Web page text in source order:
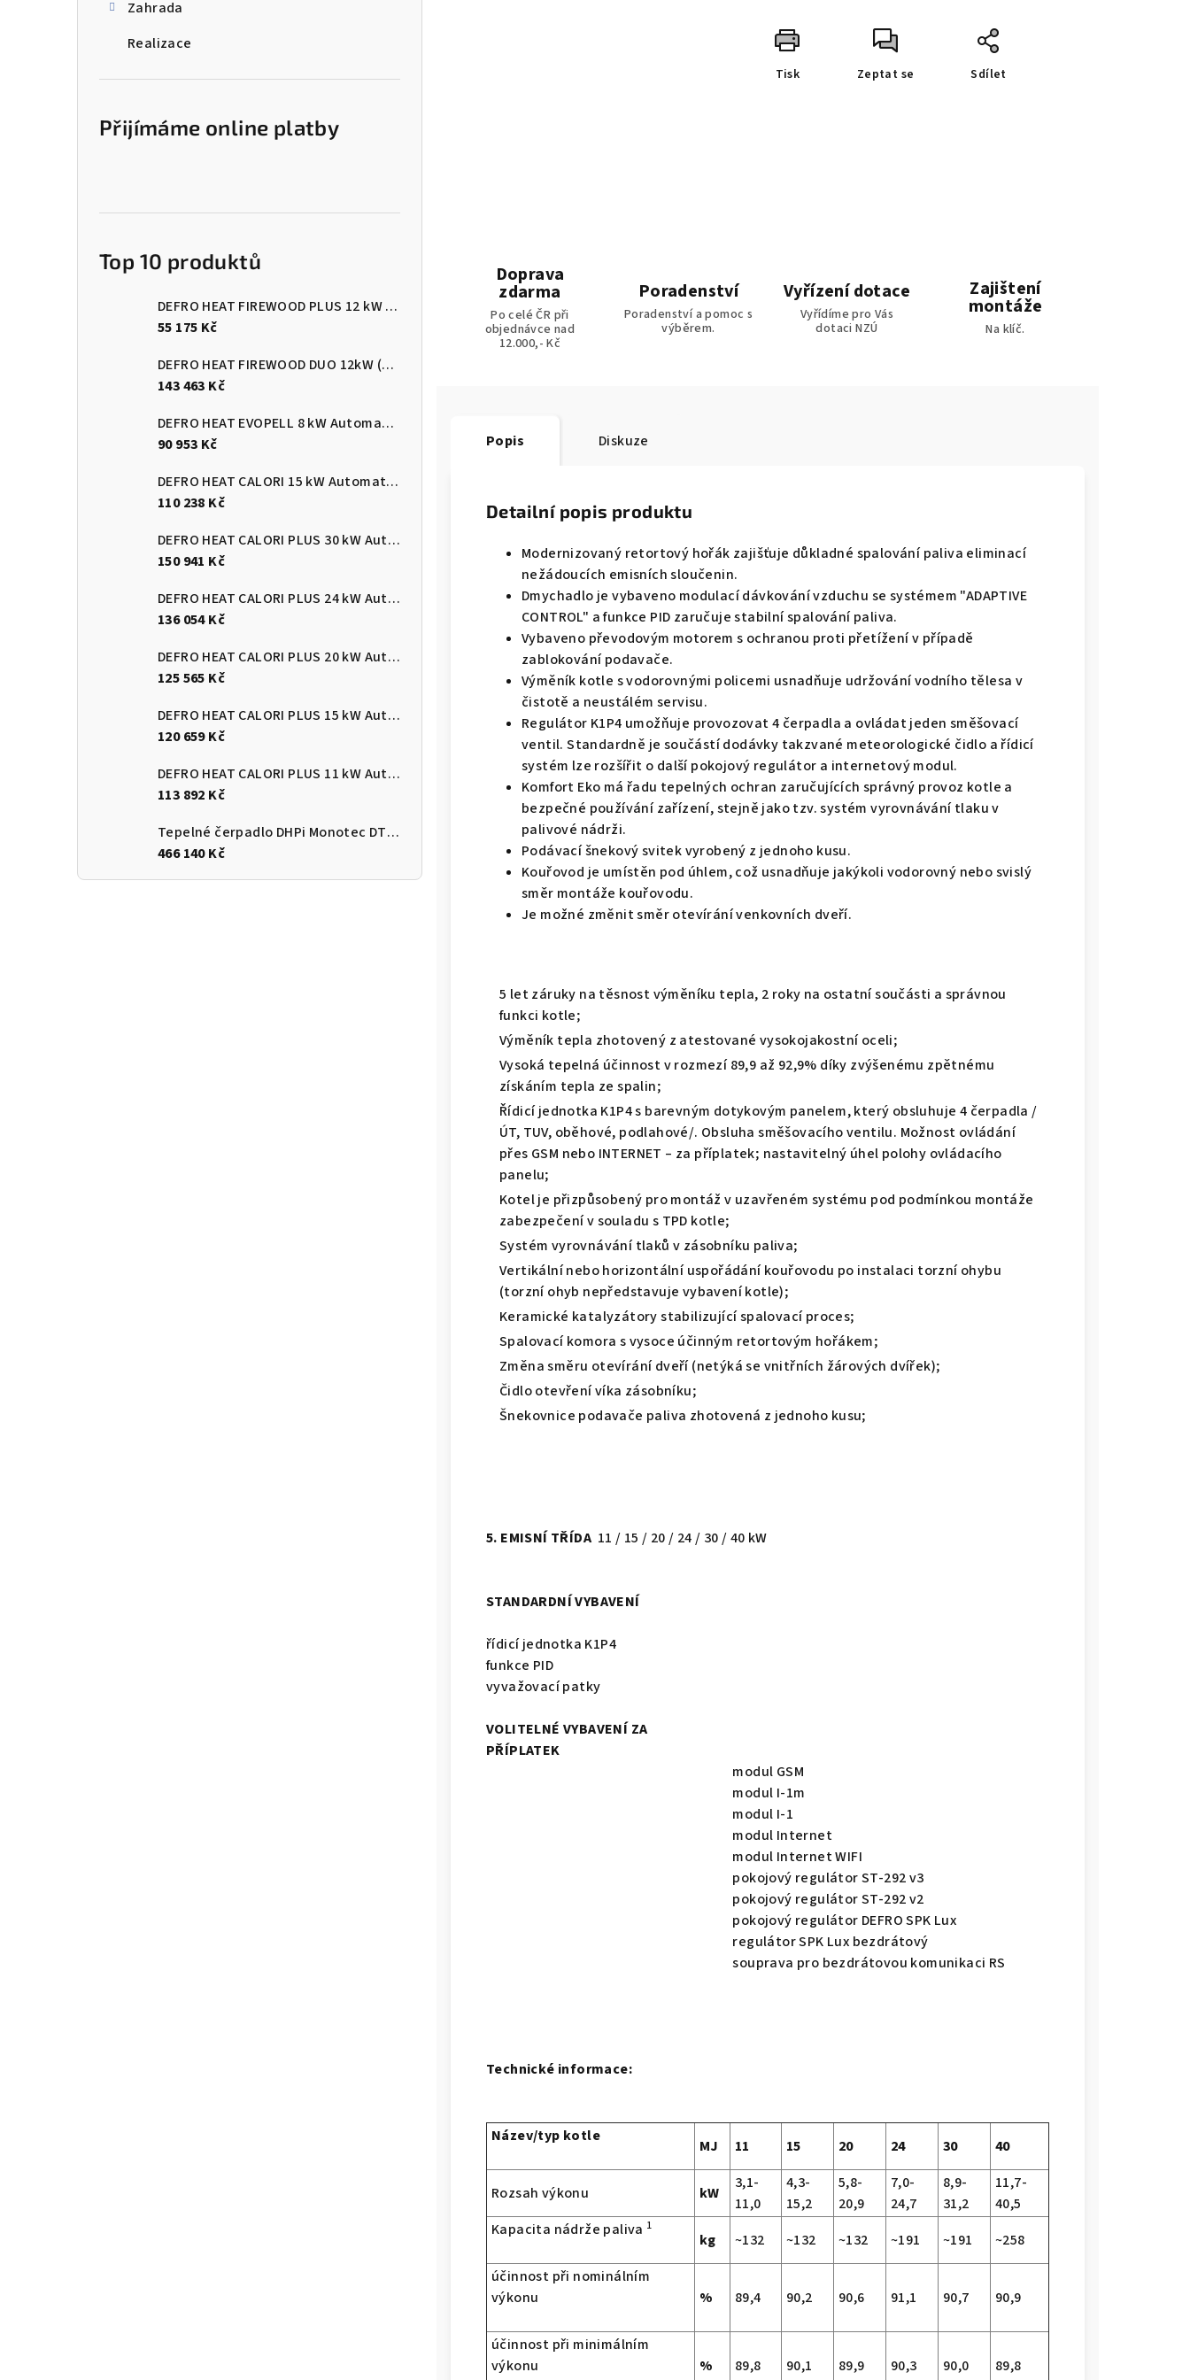
Zahrada
Realizace
Přijímáme online platby
Top 10 produktů
DEFRO HEAT FIREWOOD PLUS 12 kW Kotel na dřevo s ručním přikládáním
55 175 Kč
DEFRO HEAT FIREWOOD DUO 12kW (pelety/dřevo)
143 463 Kč
DEFRO HEAT EVOPELL 8 kW Automatický kotel na pelety
90 953 Kč
DEFRO HEAT CALORI 15 kW Automatický kotel na pelety
110 238 Kč
DEFRO HEAT CALORI PLUS 30 kW Automatický kotel na pelety
150 941 Kč
DEFRO HEAT CALORI PLUS 24 kW Automatický kotel na pelety
136 054 Kč
DEFRO HEAT CALORI PLUS 20 kW Automatický kotel na pelety
125 565 Kč
DEFRO HEAT CALORI PLUS 15 kW Automatický kotel na pelety
120 659 Kč
DEFRO HEAT CALORI PLUS 11 kW Automatický kotel na pelety
113 892 Kč
Tepelné čerpadlo DHPi Monotec DTi 200 12kW
466 140 Kč
Tisk Zeptat se Sdílet
Doprava
zdarma
Po celé ČR při
objednávce nad
12.000,- Kč
Poradenství
Poradenství a pomoc s
výběrem.
Vyřízení dotace
Vyřídíme pro Vás
dotaci NZÚ
Zajištení
montáže
Na klíč.
Popis Diskuze
Detailní popis produktu
Modernizovaný retortový hořák zajišťuje důkladné spalování paliva eliminací
nežádoucích emisních sloučenin.
Dmychadlo je vybaveno modulací dávkování vzduchu se systémem "ADAPTIVE
CONTROL" a funkce PID zaručuje stabilní spalování paliva.
Vybaveno převodovým motorem s ochranou proti přetížení v případě
zablokování podavače.
Výměník kotle s vodorovnými policemi usnadňuje udržování vodního tělesa v
čistotě a neustálém servisu.
Regulátor K1P4 umožňuje provozovat 4 čerpadla a ovládat jeden směšovací
ventil. Standardně je součástí dodávky takzvané meteorologické čidlo a řídicí
systém lze rozšířit o další pokojový regulátor a internetový modul.
Komfort Eko má řadu tepelných ochran zaručujících správný provoz kotle a
bezpečné používání zařízení, stejně jako tzv. systém vyrovnávání tlaku v
palivové nádrži.
Podávací šnekový svitek vyrobený z jednoho kusu.
Kouřovod je umístěn pod úhlem, což usnadňuje jakýkoli vodorovný nebo svislý
směr montáže kouřovodu.
Je možné změnit směr otevírání venkovních dveří.
5 let záruky na těsnost výměníku tepla, 2 roky na ostatní součásti a správnou
funkci kotle;
Výměník tepla zhotovený z atestované vysokojakostní oceli;
Vysoká tepelná účinnost v rozmezí 89,9 až 92,9% díky zvýšenému zpětnému
získáním tepla ze spalin;
Řídicí jednotka K1P4 s barevným dotykovým panelem, který obsluhuje 4 čerpadla /
ÚT, TUV, oběhové, podlahové/. Obsluha směšovacího ventilu. Možnost ovládání
přes GSM nebo INTERNET – za příplatek; nastavitelný úhel polohy ovládacího
panelu;
Kotel je přizpůsobený pro montáž v uzavřeném systému pod podmínkou montáže
zabezpečení v souladu s TPD kotle;
Systém vyrovnávání tlaků v zásobníku paliva;
Vertikální nebo horizontální uspořádání kouřovodu po instalaci torzní ohybu
(torzní ohyb nepředstavuje vybavení kotle);
Keramické katalyzátory stabilizující spalovací proces;
Spalovací komora s vysoce účinným retortovým hořákem;
Změna směru otevírání dveří (netýká se vnitřních žárových dvířek);
Čidlo otevření víka zásobníku;
Šnekovnice podavače paliva zhotovená z jednoho kusu;
5. EMISNÍ TŘÍDA 11 / 15 / 20 / 24 / 30 / 40 kW
STANDARDNÍ VYBAVENÍ
řídicí jednotka K1P4
funkce PID
vyvažovací patky
VOLITELNÉ VYBAVENÍ ZA
PŘÍPLATEK
modul GSM
modul I-1m
modul I-1
modul Internet
modul Internet WIFI
pokojový regulátor ST-292 v3
pokojový regulátor ST-292 v2
pokojový regulátor DEFRO SPK Lux
regulátor SPK Lux bezdrátový
souprava pro bezdrátovou komunikaci RS
Technické informace:
Název/typ kotle
MJ 11 15 20 24 30 40
Rozsah výkonu kW
3,1-
11,0
4,3-
15,2
5,8-
20,9
7,0-
24,7
8,9-
31,2
11,7-
40,5
Kapacita nádrže paliva 1
kg ~132 ~132 ~132 ~191 ~191
~258
účinnost při nominálním
výkonu
% 89,4 90,2 90,6 91,1 90,7 90,9
účinnost při minimálním
výkonu
% 89,8 90,1 89,9 90,3 90,0 89,8